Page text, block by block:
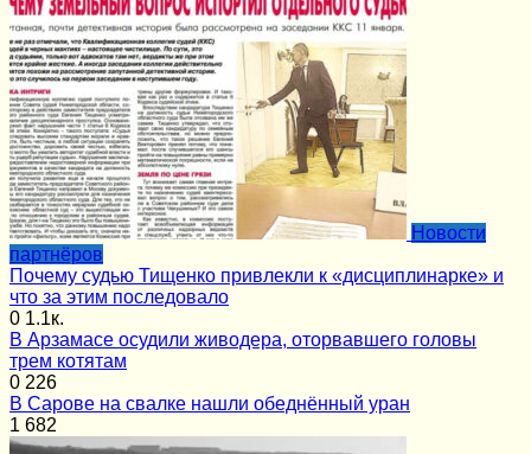
Новости
партнёров
Почему судью Тищенко привлекли к «дисциплинарке» и
что за этим последовало
0 1.1к.
В Арзамасе осудили живодера, оторвавшего головы
трем котятам
0 226
В Сарове на свалке нашли обеднённый уран
1 682